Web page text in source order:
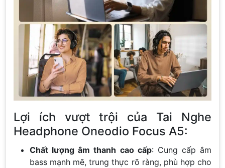
Lợi ích vượt trội của Tai Nghe
Headphone Oneodio Focus A5:
Chất lượng âm thanh cao cấp: Cung cấp âm
bass mạnh mẽ, trung thực rõ ràng, phù hợp cho